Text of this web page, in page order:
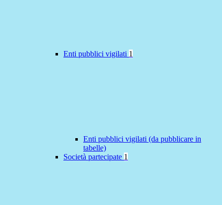
Enti pubblici vigilati 1
Enti pubblici vigilati (da pubblicare in
tabelle)
Società partecipate 1